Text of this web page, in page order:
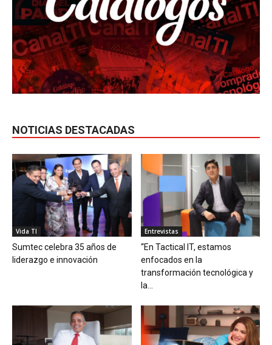
NOTICIAS DESTACADAS
Vida TI
Sumtec celebra 35 años de
liderazgo e innovación
Entrevistas
“En Tactical IT, estamos
enfocados en la
transformación tecnológica y
la...